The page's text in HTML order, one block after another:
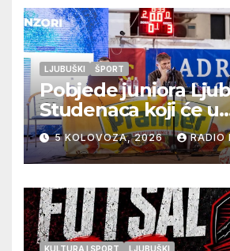
LJUBUŠKI ŠPORT
Pobjede juniora
Studenaca koji će u
međusobnom
odlučiti o prvom
skupini “A”, seniori
upisali treću
Radišići “otpali”, a
pobjedom protiv
5 KOLOVOZA, 2026 RADIO
KULTURA I SPORT LJUBUŠKI